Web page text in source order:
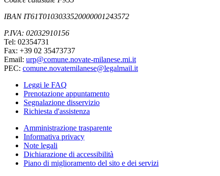
IBAN IT61T0103033520000001243572
P.IVA: 02032910156
Tel: 02354731
Fax: +39 02 35473737
Email: urp@comune.novate-milanese.mi.it
PEC: comune.novatemilanese@legalmail.it
Leggi le FAQ
Prenotazione appuntamento
Segnalazione disservizio
Richiesta d'assistenza
Amministrazione trasparente
Informativa privacy
Note legali
Dichiarazione di accessibilità
Piano di miglioramento del sito e dei servizi